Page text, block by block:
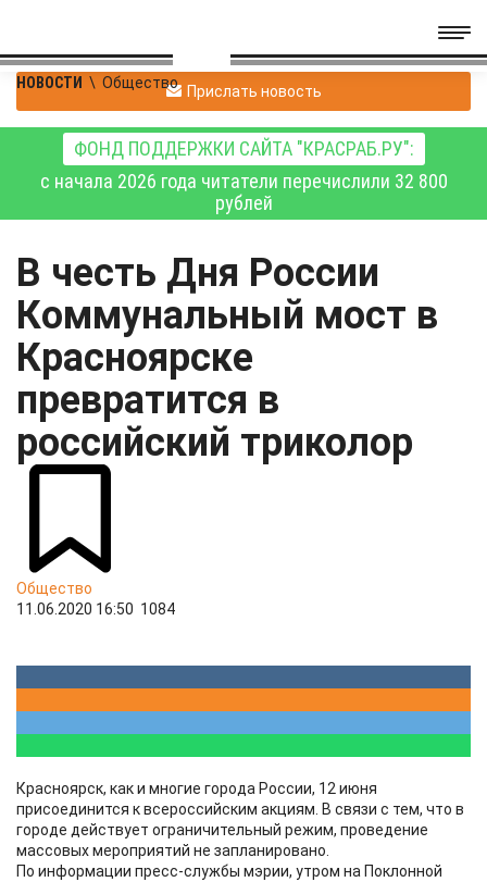
НОВОСТИ \ Общество Прислать новость
ФОНД ПОДДЕРЖКИ САЙТА "КРАСРАБ.РУ":
с начала 2026 года читатели перечислили 32 800
рублей
В честь Дня России
Коммунальный мост в
Красноярске
превратится в
российский триколор
Общество
11.06.2020 16:50 1084
Красноярск, как и многие города России, 12 июня
присоединится к всероссийским акциям. В связи с тем, что в
городе действует ограничительный режим, проведение
массовых мероприятий не запланировано.
По информации пресс-службы мэрии, утром на Поклонной